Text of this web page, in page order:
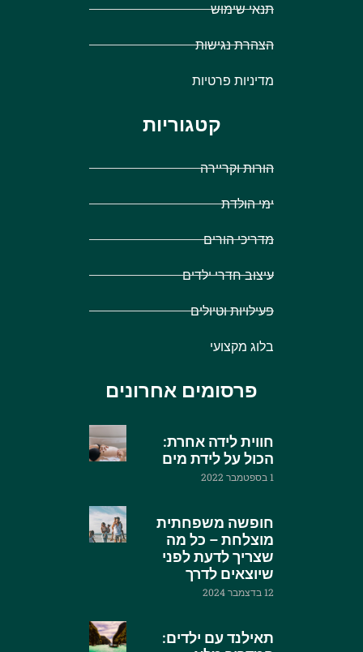
תנאי שימוש
הצהרת נגישות
מדיניות פרטיות
קטגוריות
הורות וקריירה
ימי הולדת
מדריכי הורים
עיצוב חדרי ילדים
פעילויות וטיולים
בלוג מקצועי
פרסומים אחרונים
חווית לידה אחרת:
הכול על לידת מים
1 בספטמבר 2022
חופשה משפחתית
מוצלחת – כל מה
שצריך לדעת לפני
שיוצאים לדרך
12 בדצמבר 2024
תאילנד עם ילדים: